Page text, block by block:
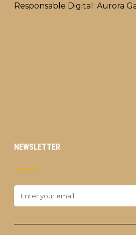
Responsable Digital: Aurora
NEWSLETTER